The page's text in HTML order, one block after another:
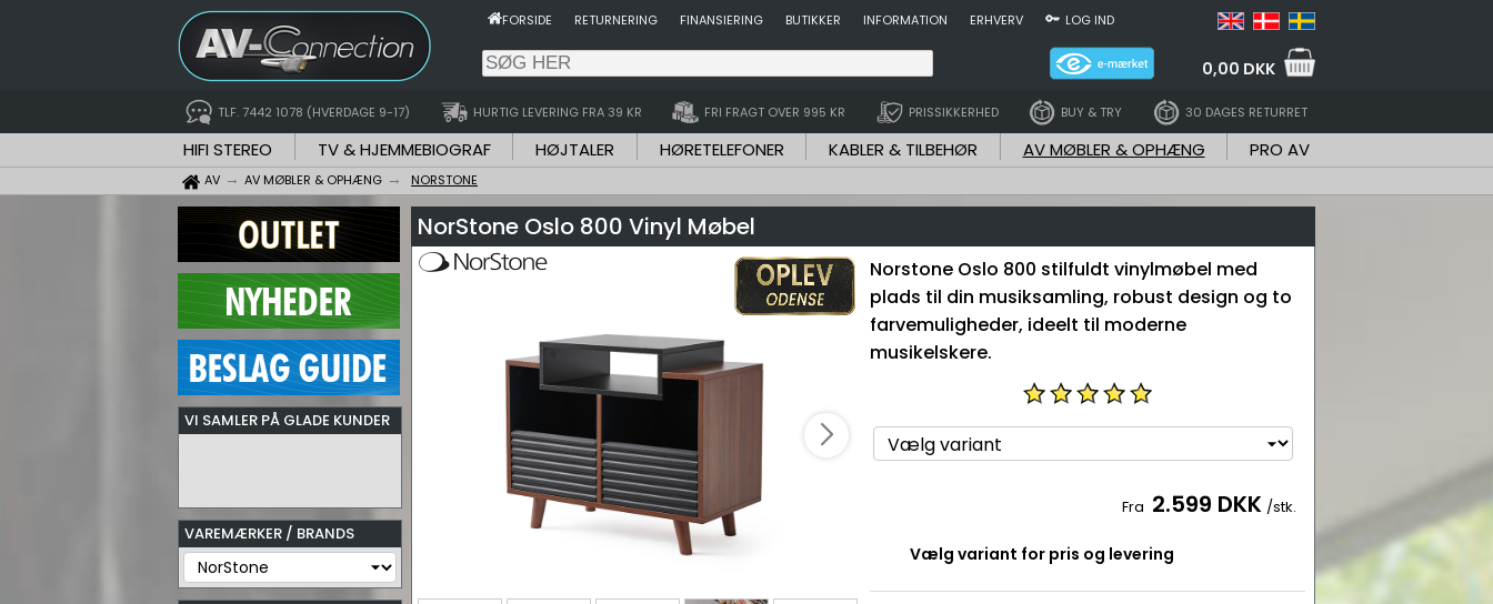
FORSIDE RETURNERING FINANSIERING BUTIKKER INFORMATION ERHVERV LOG IND
0,00 DKK
TLF. 7442 1078 (HVERDAGE 9-17) HURTIG LEVERING FRA 39 KR FRI FRAGT OVER 995 KR PRISSIKKERHED BUY & TRY 30 DAGES RETURRET
HIFI STEREO TV & HJEMMEBIOGRAF HØJTALER HØRETELEFONER KABLER & TILBEHØR AV MØBLER & OPHÆNG PRO AV
AV AV MØBLER & OPHÆNG NORSTONE
VI SAMLER PÅ GLADE KUNDER
VAREMÆRKER / BRANDS
NorStone Oslo 800 Vinyl Møbel
Norstone Oslo 800 stilfuldt vinylmøbel med
plads til din musiksamling, robust design og to
farvemuligheder, ideelt til moderne
musikelskere.
Fra 2.599 DKK /stk.
Vælg variant for pris og levering